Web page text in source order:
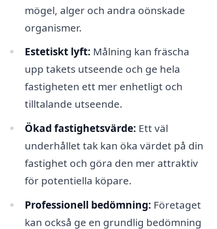
mögel, alger och andra oönskade
organismer.
Estetiskt lyft: Målning kan fräscha
upp takets utseende och ge hela
fastigheten ett mer enhetligt och
tilltalande utseende.
Ökad fastighetsvärde: Ett väl
underhållet tak kan öka värdet på din
fastighet och göra den mer attraktiv
för potentiella köpare.
Professionell bedömning: Företaget
kan också ge en grundlig bedömning